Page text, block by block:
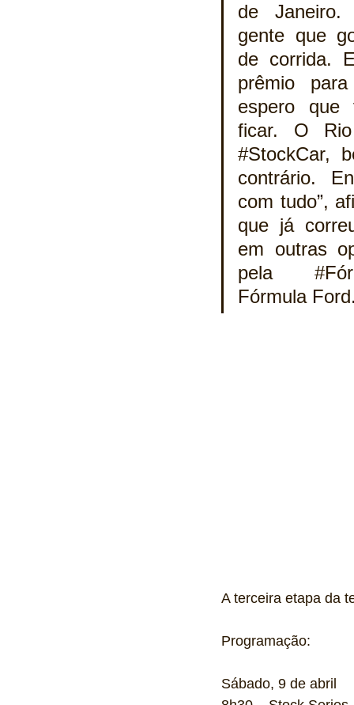
de Janeiro.
gente que
de corrida.
prêmio
espero que
#StockCar,
contrário.
com tudo”,
que já
em outras
pela
Fórmula
A terceira etapa da
Programação:
Sábado, 9 de abril